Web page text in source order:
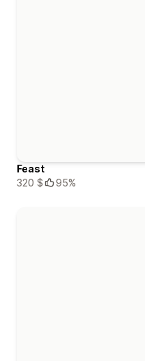
Feast
320 $
95%